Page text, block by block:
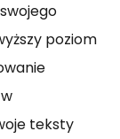
poziom
teksty